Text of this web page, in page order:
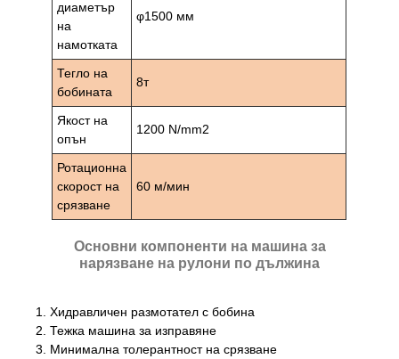
диаметър
на
намотката
φ1500 мм
Тегло на
бобината
8т
Якост на
опън
1200 N/mm2
Ротационна
скорост на
срязване
60 м/мин
Основни компоненти на машина за
нарязване на рулони по дължина
1. Хидравличен размотател с бобина
2. Тежка машина за изправяне
3. Минимална толерантност на срязване